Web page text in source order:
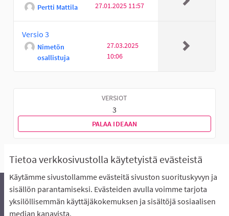
Tietoa verkkosivustolla käytetyistä evästeistä
Käytämme sivustollamme evästeitä sivuston suorituskyvyn ja
sisällön parantamiseksi. Evästeiden avulla voimme tarjota
yksilöllisemmän käyttäjäkokemuksen ja sisältöjä sosiaalisen
median kanavista.
Pertti Mattila 27.01.2025 11:57
Versio 3
Nimetön
osallistuja
27.03.2025
10:06
VERSIOT
3
PALAA IDEAAN
Äänestyksen pikaohjeet
Usein kysytyt kysymykset